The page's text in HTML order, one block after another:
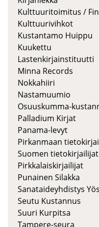
Kulttuuritoimitus /
Kulttuurivihkot
Kustantamo Huippu
Kuukettu
Lastenkirjainstituutti
Minna Records
Nokkahiiri
Nastamuumio
Osuuskumma-
Palladium Kirjat
Panama-levyt
Pirkanmaan
Suomen tietokirjailijat
Pirkkalaiskirjailijat
Punainen Silakka
Sanataideyhdistys
Seutu Kustannus
Suuri Kurpitsa
Tampere-seura